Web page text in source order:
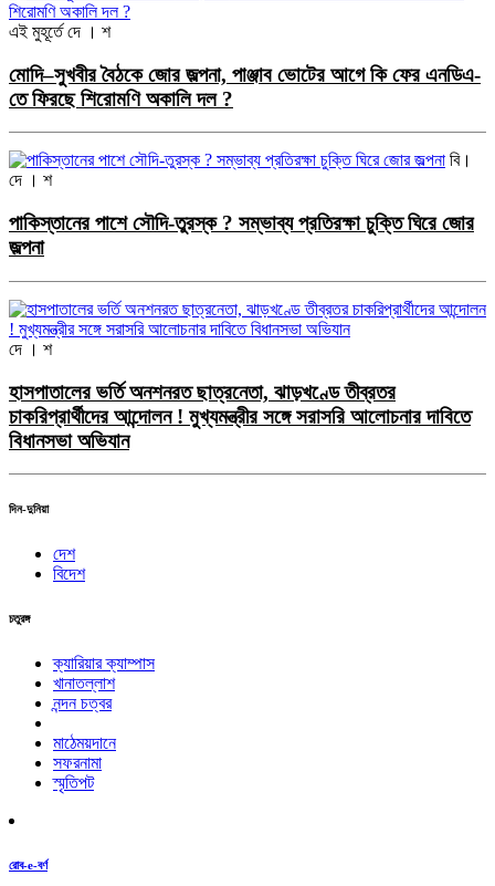
এই মুহূর্তে দে । শ
মোদি–সুখবীর বৈঠকে জোর জল্পনা, পাঞ্জাব ভোটের আগে কি ফের এনডিএ-
তে ফিরছে শিরোমণি অকালি দল ?
বি।
দে । শ
পাকিস্তানের পাশে সৌদি-তুরস্ক ? সম্ভাব্য প্রতিরক্ষা চুক্তি ঘিরে জোর
জল্পনা
দে । শ
হাসপাতালের ভর্তি অনশনরত ছাত্রনেতা, ঝাড়খণ্ডে তীব্রতর
চাকরিপ্রার্থীদের আন্দোলন ! মুখ্যমন্ত্রীর সঙ্গে সরাসরি আলোচনার দাবিতে
বিধানসভা অভিযান
দিন-দুনিয়া
দেশ
বিদেশ
চতুরঙ্গ
ক্যারিয়ার ক্যাম্পাস
খানাতল্লাশ
নন্দন চত্বর
মাঠেময়দানে
সফরনামা
স্মৃতিপট
রোব-e-বর্ণ